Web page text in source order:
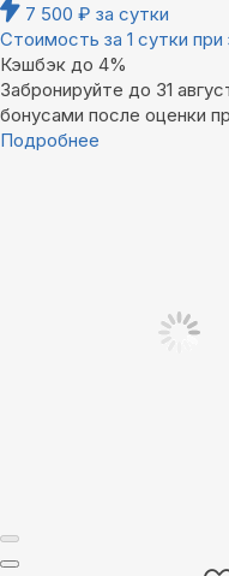
7 500 ₽ за сутки
Стоимость за 1 сутки при
Кэшбэк до 4%
Забронируйте до 31
бонусами после оценки
Подробнее